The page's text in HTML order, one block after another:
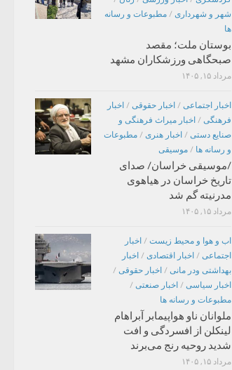
شهر و شهرداری / مطبوعات و رسانه
ها
بوستان ملت؛ مقصد
صبحگاهی ورزشکاران مشهد
مرداد ۱۵, ۱۴۰۵
اخبار اجتماعی / اخبار حقوقی / اخبار
فرهنگی / اخبار میراث فرهنگی و
صنایع دستی / اخبار هنری / مطبوعات
و رسانه ها / موسیقی
/موسیقی خراسان/ صدای
تاریخ خراسان در هیاهوی
مدرنیته گم شد
مرداد ۱۵, ۱۴۰۵
اب و هوا و محیط زیست / اخبار
اجتماعی / اخبار اقتصادی / اخبار
بهداشتی ودر مانی / اخبار حقوقی /
اخبار سیاسی / اخبار صنعتی /
مطبوعات و رسانه ها
ملوانان ناو هواپیمابر آبراهام
لینکلن از افسردگی و افت
شدید روحیه رنج می‌برند
مرداد ۱۵, ۱۴۰۵